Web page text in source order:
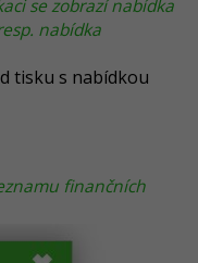
se zobrazí nabídka
nabídka
tisku s nabídkou
finančních